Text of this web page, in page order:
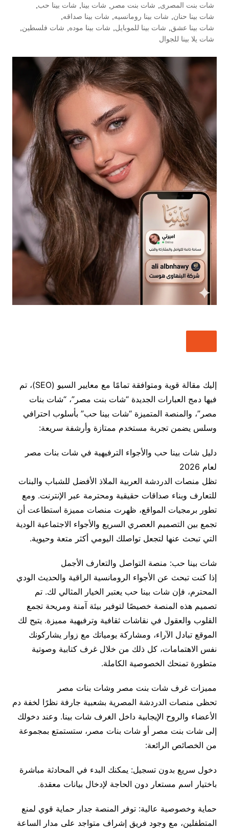
شات بنت المصرى
شات بنت مصر شات بينا شات بينا حب
شات بينا حنان
شات بينا رومانسيه شات بينا صداقه
شات بينا عشق
شات بينا للموبايل شات بينا موده شات فلسطين
شات يلا بينا للجوال
إليك مقالة قوية ومتوافقة تمامًا مع معايير السيو (SEO)، تم
فيها دمج العبارات الجديدة “شات بنت مصر”، “شات بنات
مصر”، والمنصة المتميزة “شات بينا حب” بأسلوب احترافي
وسلس يضمن تجربة مستخدم ممتازة وأرشفة سريعة:
دليل شات بينا حب والأجواء الترفيهية في شات بنات مصر
لعام 2026
تظل منصات الدردشة العربية الملاذ الأفضل للشباب والبنات
للتعارف وبناء صداقات حقيقية ومحترمة عبر الإنترنت. ومع
تطور برمجيات المواقع، ظهرت منصات مميزة استطاعت أن
تجمع بين التصميم العصري السريع والأجواء الاجتماعية الودية
التي تبحث عنها لتجعل تواصلك اليومي أكثر متعة وحيوية.
شات بينا حب: منصة التواصل والتعارف الأجمل
إذا كنت تبحث عن الأجواء الرومانسية الراقية والحديث الودي
المحترم، فإن شات بينا حب يعتبر الخيار المثالي لك. تم
تصميم هذه المنصة خصيصًا لتوفير بيئة آمنة ومريحة تجمع
القلوب والعقول في نقاشات ثقافية وترفيهية مميزة. يتيح لك
الموقع تبادل الآراء، ومشاركة يومياتك مع زوار يشاركونك
نفس الاهتمامات، كل ذلك من خلال غرف كتابية وصوتية
متطورة تمنحك الخصوصية الكاملة.
مميزات غرف شات بنت مصر وشات بنات مصر
تحظى منصات الدردشة المصرية بشعبية جارفة نظرًا لخفة دم
الأعضاء والروح الإيجابية داخل الغرف شات بينا. وعند دخولك
إلى شات بنت مصر أو شات بنات مصر، ستستمتع بمجموعة
من الخصائص الرائعة:
دخول سريع بدون تسجيل: يمكنك البدء في المحادثة مباشرة
باختيار اسم مستعار دون الحاجة لإدخال بيانات معقدة.
حماية وخصوصية عالية: توفر المنصة جدار حماية قوي لمنع
المتطفلين، مع وجود فريق إشراف متواجد على مدار الساعة